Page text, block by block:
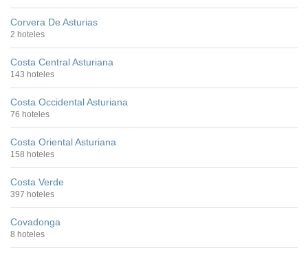
Corvera De Asturias
2 hoteles
Costa Central Asturiana
143 hoteles
Costa Occidental Asturiana
76 hoteles
Costa Oriental Asturiana
158 hoteles
Costa Verde
397 hoteles
Covadonga
8 hoteles